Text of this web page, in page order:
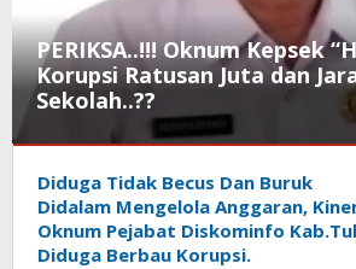
PERIKSA..!!! Oknum Kepsek
Korupsi Ratusan Juta dan
Sekolah..??
Barat
April
Diduga Tidak Becus Dan Buruk
Didalam Mengelola Anggaran,
Oknum Pejabat Diskominfo
Diduga Berbau Korupsi.